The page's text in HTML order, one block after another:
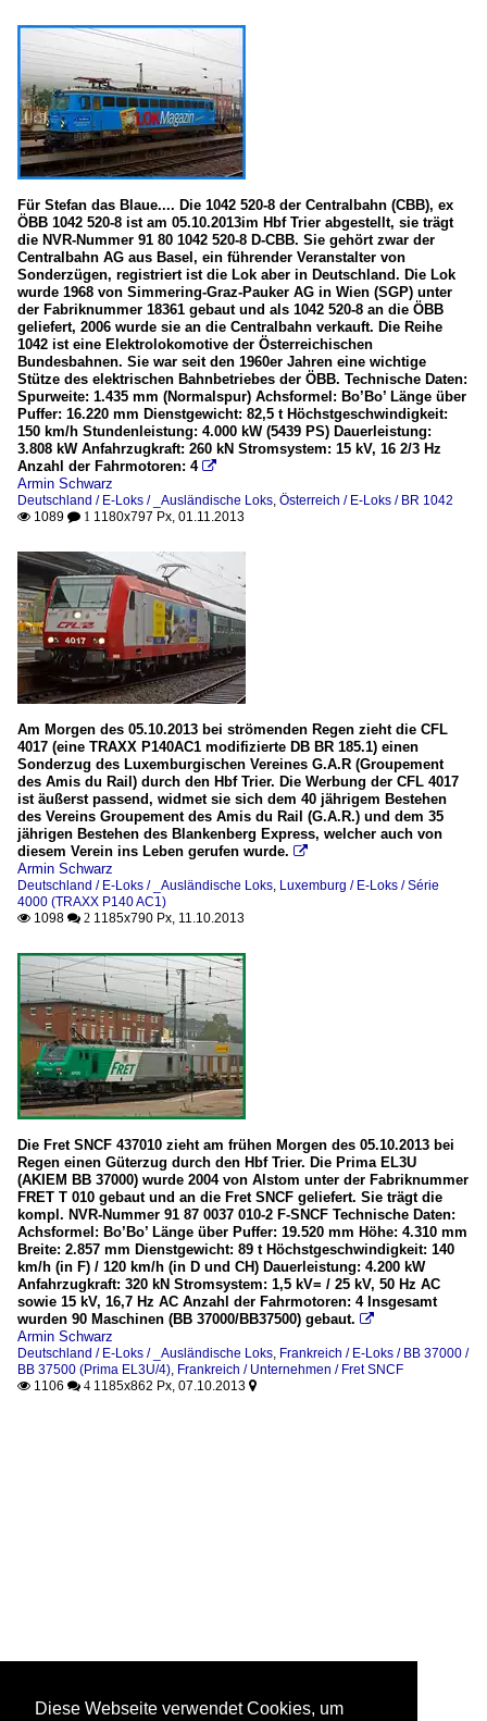
Für Stefan das Blaue.... Die 1042 520-8 der Centralbahn (CBB), ex
ÖBB 1042 520-8 ist am 05.10.2013im Hbf Trier abgestellt, sie trägt
die NVR-Nummer 91 80 1042 520-8 D-CBB. Sie gehört zwar der
Centralbahn AG aus Basel, ein führender Veranstalter von
Sonderzügen, registriert ist die Lok aber in Deutschland. Die Lok
wurde 1968 von Simmering-Graz-Pauker AG in Wien (SGP) unter
der Fabriknummer 18361 gebaut und als 1042 520-8 an die ÖBB
geliefert, 2006 wurde sie an die Centralbahn verkauft. Die Reihe
1042 ist eine Elektrolokomotive der Österreichischen
Bundesbahnen. Sie war seit den 1960er Jahren eine wichtige
Stütze des elektrischen Bahnbetriebes der ÖBB. Technische Daten:
Spurweite: 1.435 mm (Normalspur) Achsformel: Bo’Bo’ Länge über
Puffer: 16.220 mm Dienstgewicht: 82,5 t Höchstgeschwindigkeit:
150 km/h Stundenleistung: 4.000 kW (5439 PS) Dauerleistung:
3.808 kW Anfahrzugkraft: 260 kN Stromsystem: 15 kV, 16 2/3 Hz
Anzahl der Fahrmotoren: 4 
Armin Schwarz
Deutschland / E-Loks / _Ausländische Loks, Österreich / E-Loks / BR 1042
 1089  1 1180x797 Px, 01.11.2013
Am Morgen des 05.10.2013 bei strömenden Regen zieht die CFL
4017 (eine TRAXX P140AC1 modifizierte DB BR 185.1) einen
Sonderzug des Luxemburgischen Vereines G.A.R (Groupement
des Amis du Rail) durch den Hbf Trier. Die Werbung der CFL 4017
ist äußerst passend, widmet sie sich dem 40 jährigem Bestehen
des Vereins Groupement des Amis du Rail (G.A.R.) und dem 35
jährigen Bestehen des Blankenberg Express, welcher auch von
diesem Verein ins Leben gerufen wurde. 
Armin Schwarz
Deutschland / E-Loks / _Ausländische Loks, Luxemburg / E-Loks / Série
4000 (TRAXX P140 AC1)
 1098  2 1185x790 Px, 11.10.2013
Die Fret SNCF 437010 zieht am frühen Morgen des 05.10.2013 bei
Regen einen Güterzug durch den Hbf Trier. Die Prima EL3U
(AKIEM BB 37000) wurde 2004 von Alstom unter der Fabriknummer
FRET T 010 gebaut und an die Fret SNCF geliefert. Sie trägt die
kompl. NVR-Nummer 91 87 0037 010-2 F-SNCF Technische Daten:
Achsformel: Bo’Bo’ Länge über Puffer: 19.520 mm Höhe: 4.310 mm
Breite: 2.857 mm Dienstgewicht: 89 t Höchstgeschwindigkeit: 140
km/h (in F) / 120 km/h (in D und CH) Dauerleistung: 4.200 kW
Anfahrzugkraft: 320 kN Stromsystem: 1,5 kV= / 25 kV, 50 Hz AC
sowie 15 kV, 16,7 Hz AC Anzahl der Fahrmotoren: 4 Insgesamt
wurden 90 Maschinen (BB 37000/BB37500) gebaut. 
Armin Schwarz
Deutschland / E-Loks / _Ausländische Loks, Frankreich / E-Loks / BB 37000 /
BB 37500 (Prima EL3U/4), Frankreich / Unternehmen / Fret SNCF
 1106  4 1185x862 Px, 07.10.2013 
Diese Webseite verwendet Cookies, um